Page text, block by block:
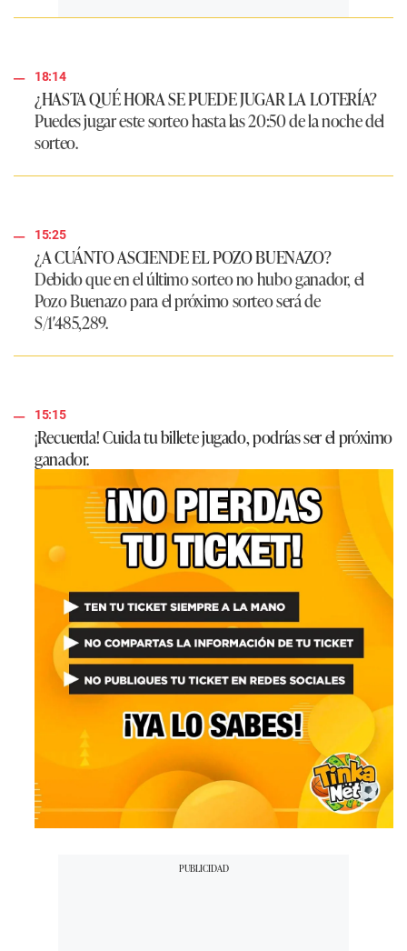
18:14
¿HASTA QUÉ HORA SE PUEDE JUGAR LA LOTERÍA?
Puedes jugar este sorteo hasta las 20:50 de la noche del
sorteo.
15:25
¿A CUÁNTO ASCIENDE EL POZO BUENAZO?
Debido que en el último sorteo no hubo ganador, el
Pozo Buenazo para el próximo sorteo será de
S/1′485,289.
15:15
¡Recuerda! Cuida tu billete jugado, podrías ser el próximo
ganador.